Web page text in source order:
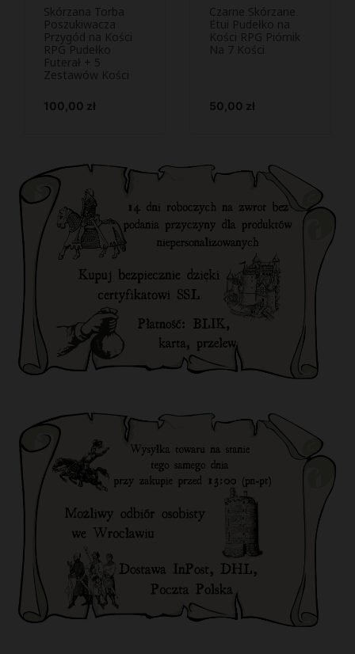
Podejrzyj i
kup
Skórzana Torba
Poszukiwacza
Przygód na Kości
RPG Pudełko
Futerał + 5
Zestawów Kości
Cena
100,00 zł
Podejrzyj i
kup
Czarne Skórzane
Etui Pudełko na
Kości RPG Piórnik
Na 7 Kości
Cena
50,00 zł